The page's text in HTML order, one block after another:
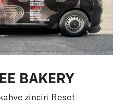
BAKERY
zinciri Reset